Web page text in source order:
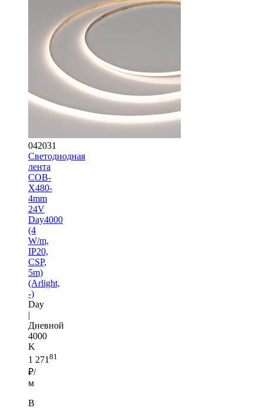
042031
Светодиодная
лента
COB-
X480-
4mm
24V
Day4000
(4
W/m,
IP20,
CSP,
5m)
(Arlight,
-)
Day
|
Дневной
4000
K
1 271 81
₽/
м
В